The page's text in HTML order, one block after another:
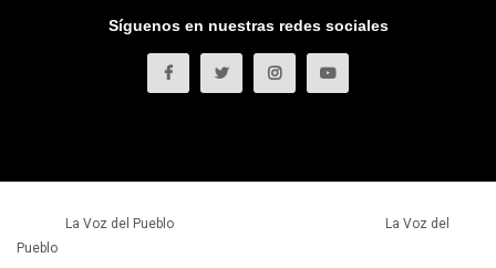
Síguenos en nuestras redes sociales
La Voz del Pueblo
La Voz del
Pueblo